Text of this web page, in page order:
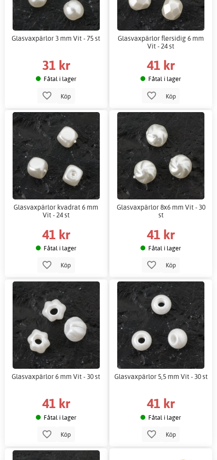
Glasvaxpärlor 3 mm Vit - 75 st
31 kr
Fåtal i lager
Köp
Glasvaxpärlor flersidig 6 mm
Vit - 24 st
41 kr
Fåtal i lager
Köp
Glasvaxpärlor kvadrat 6 mm
Vit - 24 st
41 kr
Fåtal i lager
Köp
Glasvaxpärlor 8x6 mm Vit - 30
st
41 kr
Fåtal i lager
Köp
Glasvaxpärlor 6 mm Vit - 30 st
41 kr
Fåtal i lager
Köp
Glasvaxpärlor 5,5 mm Vit - 30 st
41 kr
Fåtal i lager
Köp